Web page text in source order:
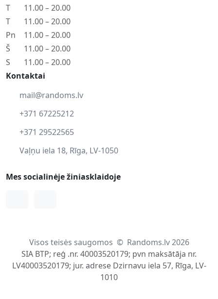
T
11.00 – 20.00
T
11.00 – 20.00
Pn
11.00 – 20.00
Š
11.00 – 20.00
S
11.00 – 20.00
Kontaktai
mail@randoms.lv
+371 67225212
+371 29522565
Vaļņu iela 18, Rīga, LV-1050
Mes socialinėje žiniasklaidoje
Visos teisės saugomos © Randoms.lv 2026
SIA BTP; reģ .nr. 40003520179; pvn maksātāja nr.
LV40003520179; jur. adrese Dzirnavu iela 57, Rīga, LV-
1010